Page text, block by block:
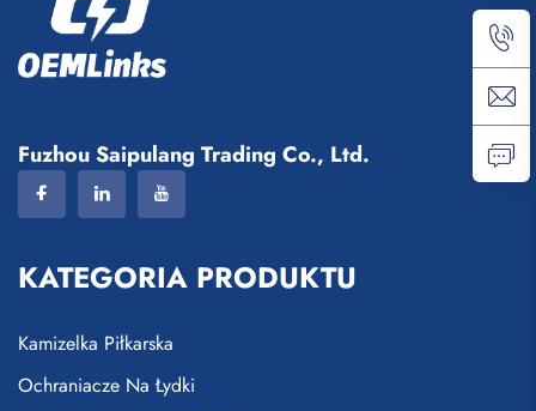
Fuzhou Saipulang Trading Co., Ltd.
KATEGORIA PRODUKTU
Kamizelka Piłkarska
Ochraniacze Na Łydki